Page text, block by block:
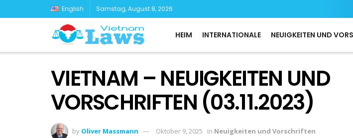
English Samstag, August 8, 2026
HEIM INTERNATIONALE NEUIGKEITEN UND
VIETNAM – NEUIGKEITEN UND
VORSCHRIFTEN (03.11.2023)
by Oliver Massmann Oktober 9, 2025 in Neuigkeiten und Vorschriften